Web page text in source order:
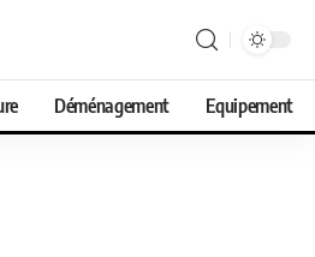
Déménagement Equipement